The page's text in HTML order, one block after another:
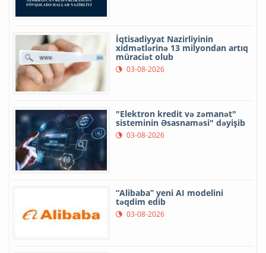
İqtisadiyyat Nazirliyinin
xidmətlərinə 13 milyondan artıq
müraciət olub
03-08-2026
"Elektron kredit və zəmanət"
sisteminin Əsasnaməsi" dəyişib
03-08-2026
“Alibaba” yeni AI modelini
təqdim edib
03-08-2026